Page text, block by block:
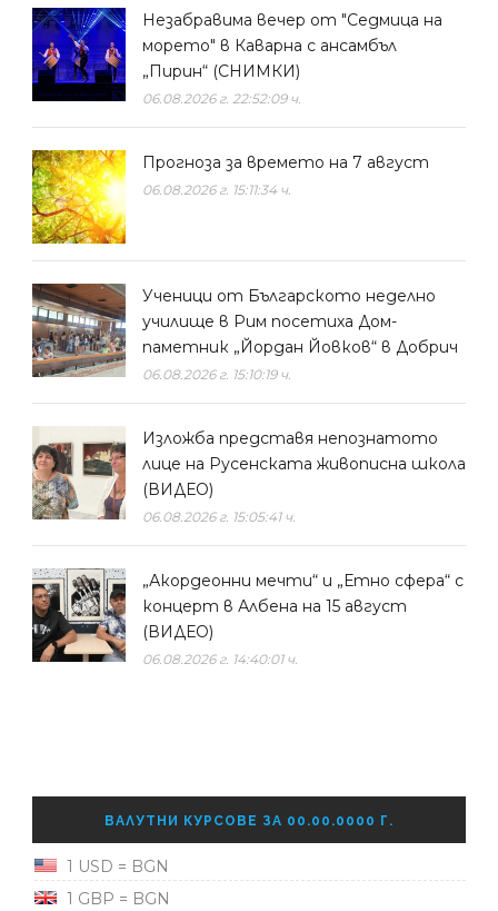
Незабравима вечер от "Седмица на
морето" в Каварна с ансамбъл
„Пирин“ (СНИМКИ)
06.08.2026 г. 22:52:09 ч.
Прогноза за времето на 7 август
06.08.2026 г. 15:11:34 ч.
Ученици от Българското неделно
училище в Рим посетиха Дом-
паметник „Йордан Йовков“ в Добрич
06.08.2026 г. 15:10:19 ч.
Изложба представя непознатото
лице на Русенската живописна школа
(ВИДЕО)
06.08.2026 г. 15:05:41 ч.
„Акордеонни мечти“ и „Етно сфера“ с
концерт в Албена на 15 август
(ВИДЕО)
06.08.2026 г. 14:40:01 ч.
ВАЛУТНИ КУРСОВЕ ЗА 00.00.0000 Г.
1 USD = BGN
1 GBP = BGN